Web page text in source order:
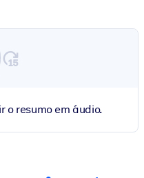
o resumo em áudio.